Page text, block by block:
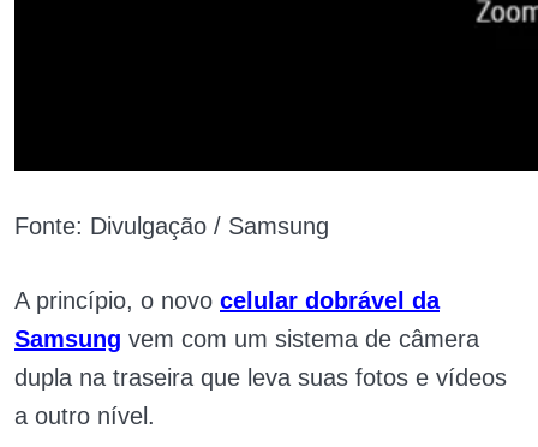
Fonte: Divulgação / Samsung
A princípio, o novo celular dobrável da
Samsung vem com um sistema de câmera
dupla na traseira que leva suas fotos e vídeos
a outro nível.